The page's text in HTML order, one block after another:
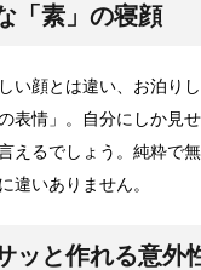
「素」の寝顔
い顔とは違い、お泊り
表情」。自分にしか見
えるでしょう。純粋で
違いありません。
ッと作れる意外